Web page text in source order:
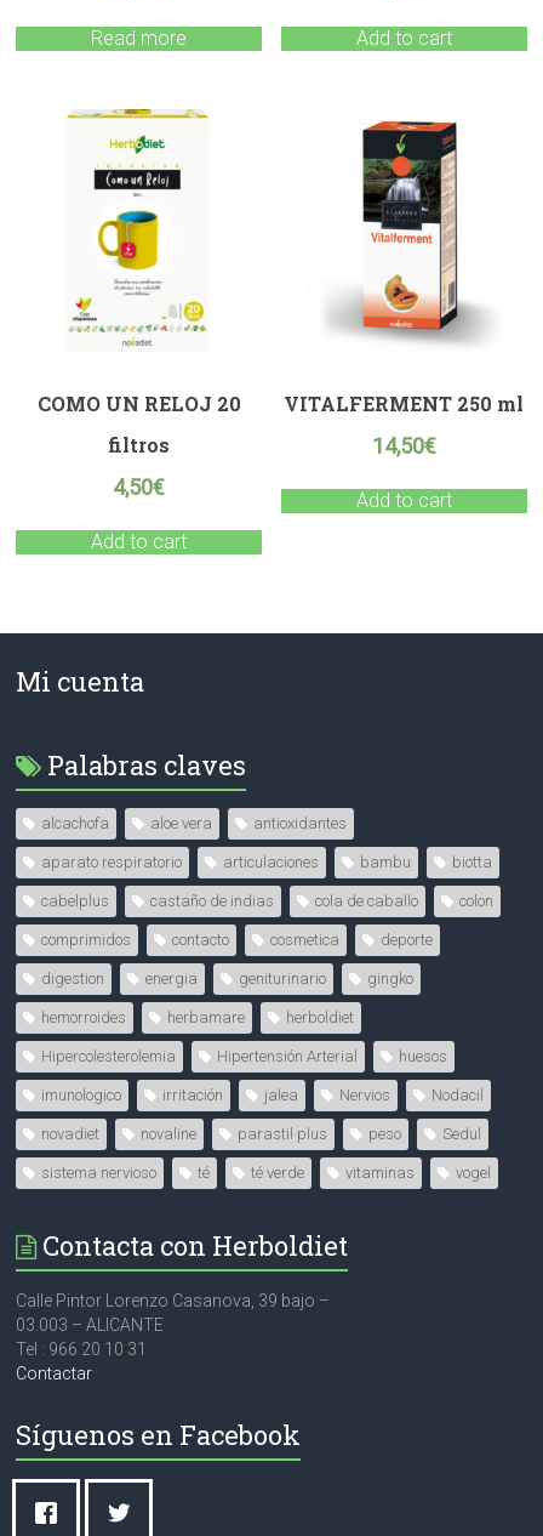
Read more Add to cart
COMO UN RELOJ 20
filtros
4,50€
Add to cart
VITALFERMENT 250 ml
14,50€
Add to cart
Mi cuenta
Palabras claves
alcachofa aloe vera antioxidantes
aparato respiratorio articulaciones bambu biotta
cabelplus castaño de indias cola de caballo colon
comprimidos contacto cosmetica deporte
digestion energia geniturinario gingko
hemorroides herbamare herboldiet
Hipercolesterolemia Hipertensión Arterial huesos
imunologico irritación jalea Nervios Nodacil
novadiet novaline parastil plus peso Sedul
sistema nervioso té té verde vitaminas vogel
Contacta con Herboldiet
Calle Pintor Lorenzo Casanova, 39 bajo –
03.003 – ALICANTE
Tel : 966 20 10 31
Contactar
Síguenos en Facebook